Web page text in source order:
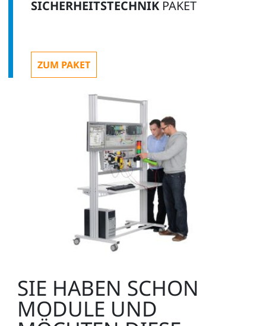
SICHERHEITSTECHNIKPAKET
ZUM PAKET
SIE HABEN SCHON
MODULE UND